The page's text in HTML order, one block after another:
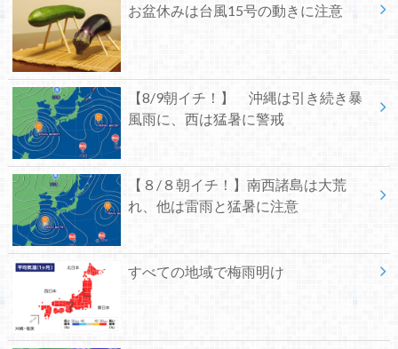
お盆休みは台風15号の動きに注意
【8/9朝イチ！】 沖縄は引き続き暴
風雨に、西は猛暑に警戒
【８/８朝イチ！】南西諸島は大荒
れ、他は雷雨と猛暑に注意
すべての地域で梅雨明け